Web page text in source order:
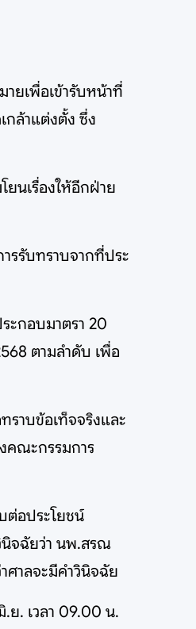
ยเพื่อเข้ารับหน้าที่
กล้าแต่งตั้ง ซึ่ง
ยนเรื่องให้อีกฝ่าย
รรับทราบจากที่ประ
ะกอบมาตรา 20
ตามลำดับ เพื่อ
ราบข้อเท็จจริงและ
คณะกรรมการ
ต่อประโยชน์
นิจฉัยว่า นพ.สรณ
าลจะมีคำวินิจฉัย
ย. เวลา 09.00 น.